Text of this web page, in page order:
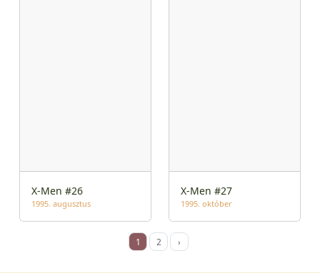
X-Men #26
1995. augusztus
X-Men #27
1995. október
1 2 ›